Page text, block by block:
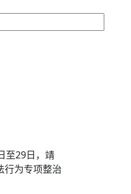
至29日，靖
行为专项整治